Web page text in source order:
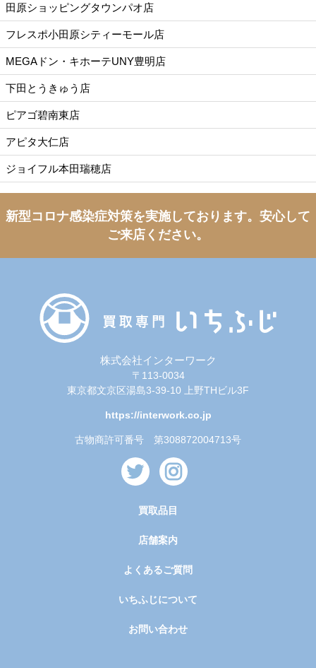
田原ショッピングタウンパオ店
フレスポ小田原シティーモール店
MEGAドン・キホーテUNY豊明店
下田とうきゅう店
ピアゴ碧南東店
アピタ大仁店
ジョイフル本田瑞穂店
新型コロナ感染症対策を実施しております。 安心して
ご来店ください。
株式会社インターワーク
〒113-0034
東京都文京区湯島3-39-10 上野THビル3F
https://interwork.co.jp
古物商許可番号 第308872004713号
買取品目
店舗案内
よくあるご質問
いちふじについて
お問い合わせ